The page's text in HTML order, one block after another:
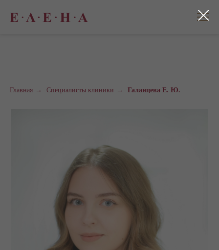
Главная → Специалисты клиники → Галанцева Е. Ю.